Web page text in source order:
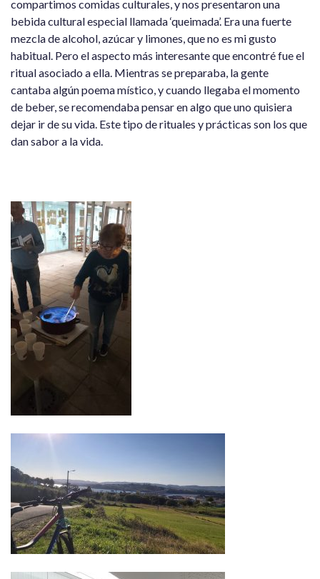
compartimos comidas culturales, y nos presentaron una
bebida cultural especial llamada ‘queimada’. Era una fuerte
mezcla de alcohol, azúcar y limones, que no es mi gusto
habitual. Pero el aspecto más interesante que encontré fue el
ritual asociado a ella. Mientras se preparaba, la gente
cantaba algún poema místico, y cuando llegaba el momento
de beber, se recomendaba pensar en algo que uno quisiera
dejar ir de su vida. Este tipo de rituales y prácticas son los que
dan sabor a la vida.